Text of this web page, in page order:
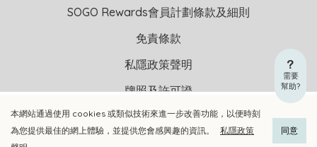
加入購物車 立即選購
本網站通過使用 cookies 或類似技術來進一步改善功能，以便時刻
為您提供最佳的網上體驗，並提供您會感興趣的資訊。
私隱政策
同意
需要
幫助?
版權聲明 © 2026 崇光(香港)百貨有限公司 版權所有 不得轉載
SOGO Rewards會員計劃條款及細則
免責條款
私隱政策聲明
牌照及許可證